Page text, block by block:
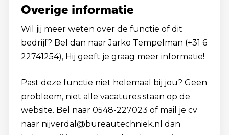
Overige informatie
Wil jij meer weten over de functie of dit
bedrijf? Bel dan naar Jarko Tempelman (+31 6
22741254), Hij geeft je graag meer informatie!
Past deze functie niet helemaal bij jou? Geen
probleem, niet alle vacatures staan op de
website. Bel naar 0548-227023 of mail je cv
naar nijverdal@bureautechniek.nl dan